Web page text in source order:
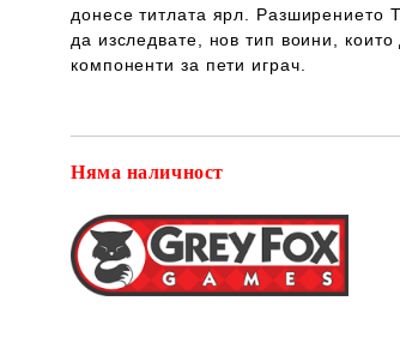
донесе титлата ярл. Разширението
да изследвате, нов тип воини,
компоненти за пети играч.
Няма наличност